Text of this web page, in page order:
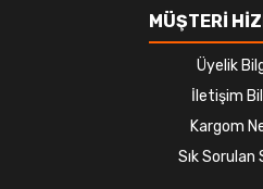
MÜŞTERİ
Üyelik
İletişim
Kargom
Sık Sorulan